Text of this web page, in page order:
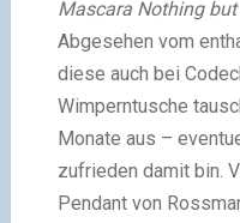
Mascara Nothing
Abgesehen vom
diese auch bei
Wimperntusche
Monate aus –
zufrieden damit bin.
Pendant von